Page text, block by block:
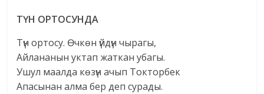
ТҮН ОРТОСУНДА
Түн ортосу. Өчкөн үйдүн чырагы,
Айлананын уктап жаткан убагы.
Ушул маалда көзүн ачып Токторбек
Апасынан алма бер деп сурады.